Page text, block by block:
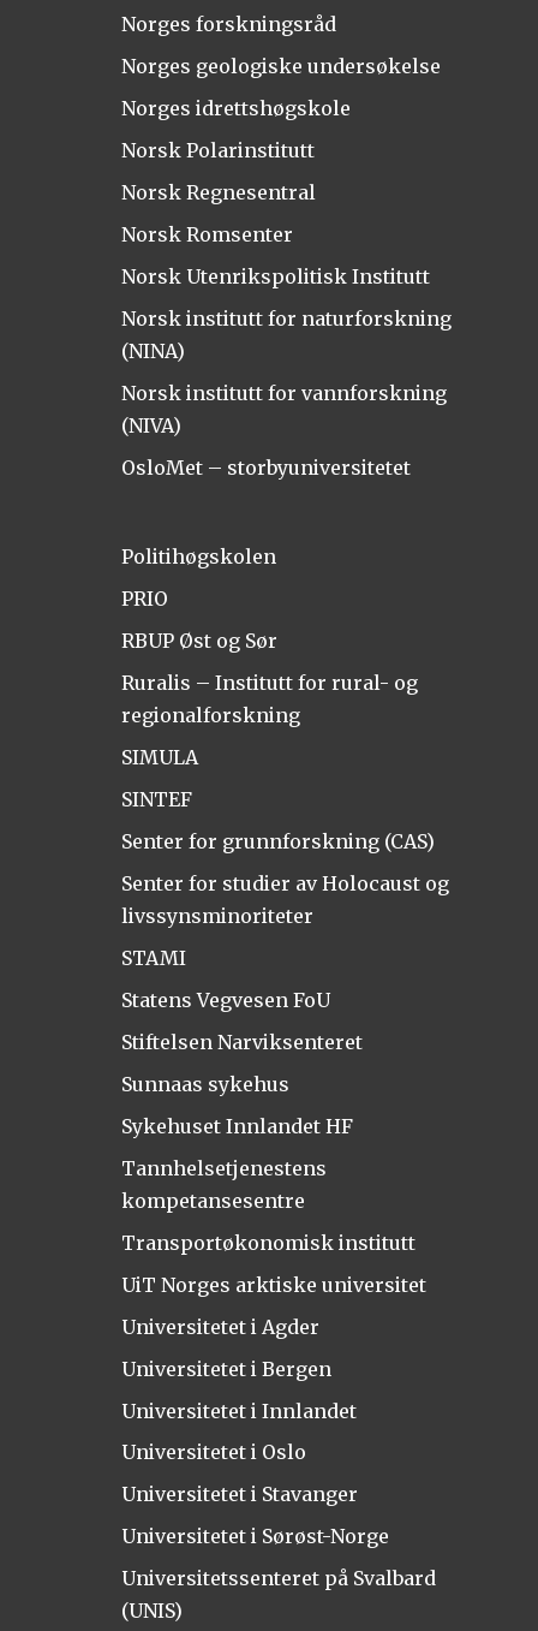
Norges forskningsråd
Norges geologiske undersøkelse
Norges idrettshøgskole
Norsk Polarinstitutt
Norsk Regnesentral
Norsk Romsenter
Norsk Utenrikspolitisk Institutt
Norsk institutt for naturforskning
(NINA)
Norsk institutt for vannforskning
(NIVA)
OsloMet – storbyuniversitetet
Politihøgskolen
PRIO
RBUP Øst og Sør
Ruralis – Institutt for rural- og
regionalforskning
SIMULA
SINTEF
Senter for grunnforskning (CAS)
Senter for studier av Holocaust og
livssynsminoriteter
STAMI
Statens Vegvesen FoU
Stiftelsen Narviksenteret
Sunnaas sykehus
Sykehuset Innlandet HF
Tannhelsetjenestens
kompetansesentre
Transportøkonomisk institutt
UiT Norges arktiske universitet
Universitetet i Agder
Universitetet i Bergen
Universitetet i Innlandet
Universitetet i Oslo
Universitetet i Stavanger
Universitetet i Sørøst-Norge
Universitetssenteret på Svalbard
(UNIS)